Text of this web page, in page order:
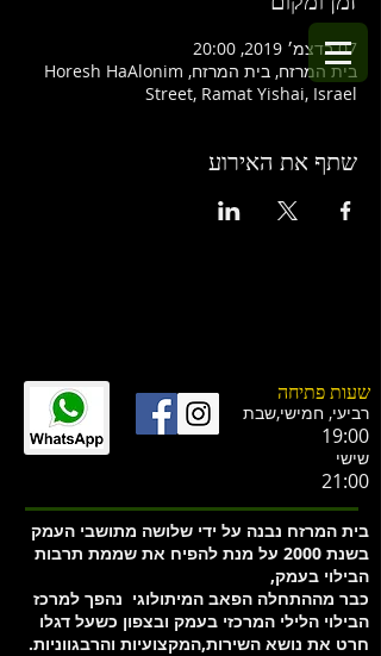
07 בדצמ׳ 2019, 20:00
בית המרזח, בית המרזח, Horesh HaAlonim
Street, Ramat Yishai, Israel
שתף את האירוע
שעות פתיחה
רביעי, חמישי,שבת
19:00
שישי
21:00
בית המרזח נבנה על ידי שלושה מתושבי העמק
בשנת 2000 על מנת להפיח את שממת תרבות
הבילוי בעמק,
כבר מההתחלה הפאב המיתולוגי נהפך למרכז
הבילוי הלילי המרכזי בעמק ובצפון כשעל דגלו
חרט את נושא השירות,המקצועיות והרבגווניות.